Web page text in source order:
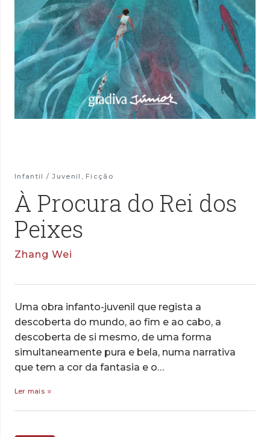
Infantil / Juvenil , Ficção
À Procura do Rei dos
Peixes
Zhang Wei
Uma obra infanto-juvenil que regista a
descoberta do mundo, ao fim e ao cabo, a
descoberta de si mesmo, de uma forma
simultaneamente pura e bela, numa narrativa
que tem a cor da fantasia e o…
Ler mais